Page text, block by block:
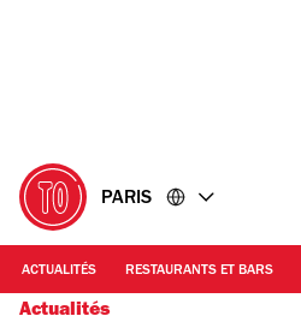
PARIS
ACTUALITÉS RESTAURANTS ET BARS
Actualités